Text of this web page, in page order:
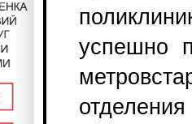
успешно